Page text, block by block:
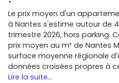
Le prix moyen d'un
à Nantes s'estime autour de
trimestre 2026, hors parking.
prix moyen au m² de Nantes
surface moyenne régionale
données croisées propres à
Lire la suite...